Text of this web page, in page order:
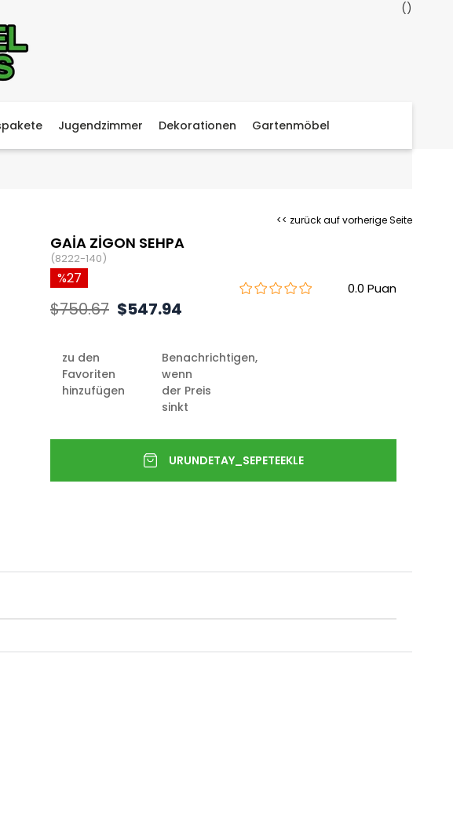
Jugendzimmer Dekorationen Gartenmöbel
<< zurück auf vorherige Seite
GAİA ZİGON SEHPA
(8222-140)
0.0
27
$750.67 $547.94
zu den
Favoriten
hinzufügen
Benachrichtigen,
wenn
der Preis
sinkt